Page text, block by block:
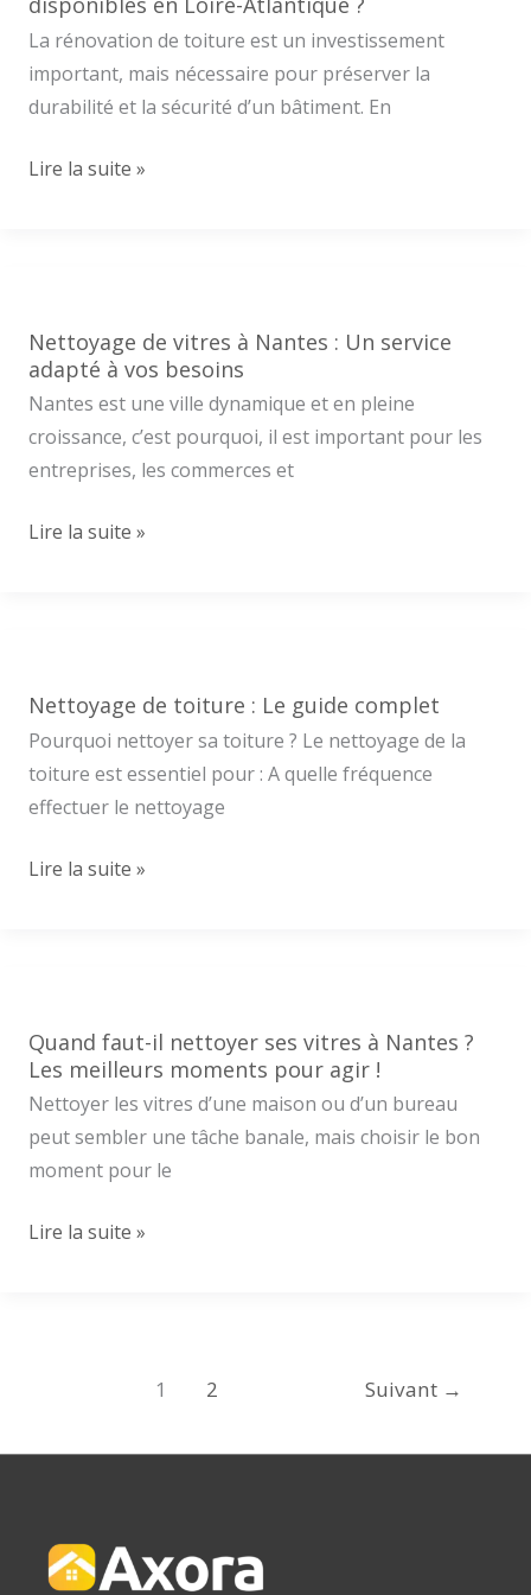
affectent
votre
toiture
La rénovation de toiture est un investissement
important, mais nécessaire pour préserver la
durabilité et la sécurité d’un bâtiment. En
Rénovation
aides
sont
disponibles
en
Loire-
?
Lire la suite »
Nettoyage de vitres à Nantes : Un service
adapté à vos besoins
Nantes est une ville dynamique et en pleine
croissance, c’est pourquoi, il est important pour les
entreprises, les commerces et
Nettoyage
Un
service
adapté
vos
Lire la suite »
Nettoyage de toiture : Le guide complet
Pourquoi nettoyer sa toiture ? Le nettoyage de la
toiture est essentiel pour : A quelle fréquence
effectuer le nettoyage
Nettoyage
guide
complet
Lire la suite »
Quand faut-il nettoyer ses vitres à Nantes ?
Les meilleurs moments pour agir !
Nettoyer les vitres d’une maison ou d’un bureau
peut sembler une tâche banale, mais choisir le bon
moment pour le
Quand
Nantes
meilleurs
Lire la suite »
1 2 Suivant →